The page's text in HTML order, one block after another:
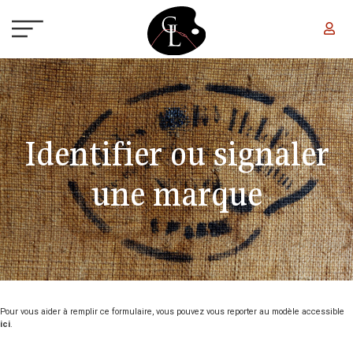
Identifier ou signaler
une marque
Pour vous aider à remplir ce formulaire, vous pouvez vous reporter au modèle accessible
ici